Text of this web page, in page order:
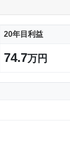
20年目利益
74.7万円